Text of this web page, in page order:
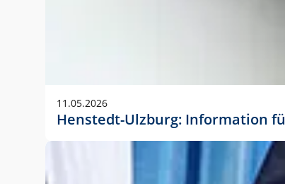
11.05.2026
Henstedt-Ulzburg: Information